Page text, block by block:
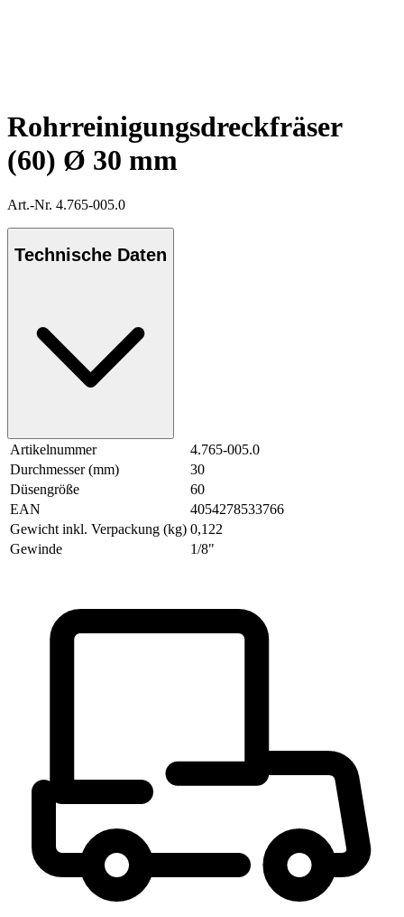
Rohrreinigungsdreckfräser
(60) Ø 30 mm
Art.-Nr. 4.765-005.0
Technische Daten
Artikelnummer
4.765-005.0
Durchmesser (mm)
30
Düsengröße
60
EAN
4054278533766
Gewicht inkl. Verpackung (kg) 0,122
Gewinde
1/8"